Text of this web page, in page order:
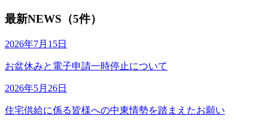
最新NEWS（5件）
2026年7月15日
お盆休みと電子申請一時停止について
2026年5月26日
住宅供給に係る皆様への中東情勢を踏まえたお願い